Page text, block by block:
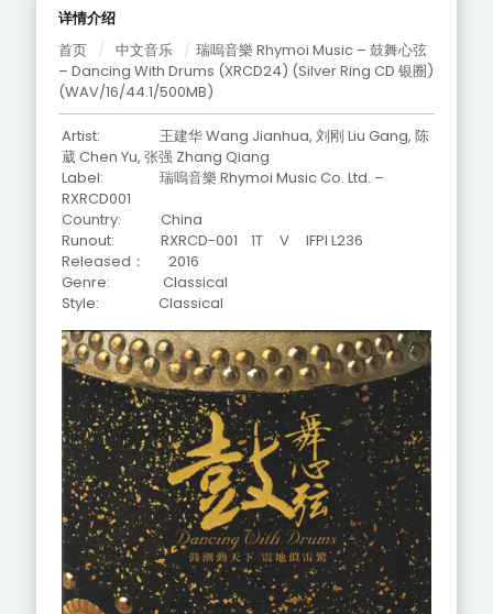
详情介绍
首页 / 中文音乐 / 瑞嗚音樂 Rhymoi Music – 鼓舞心弦
– Dancing With Drums (XRCD24) (Silver Ring CD 银圈)
(WAV/16/44.1/500MB)
Artist: 王建华 Wang Jianhua, 刘刚 Liu Gang, 陈
葳 Chen Yu, 张强 Zhang Qiang
Label: 瑞嗚音樂 Rhymoi Music Co. Ltd. –
RXRCD001
Country: China
Runout: RXRCD-001 1T V IFPI L236
Released： 2016
Genre: Classical
Style: Classical